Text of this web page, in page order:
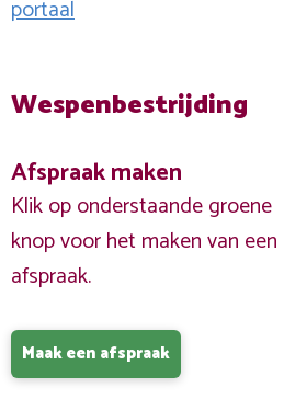
portaal
Wespenbestrijding
Afspraak maken
Klik op onderstaande groene
knop voor het maken van een
afspraak.
Maak een afspraak